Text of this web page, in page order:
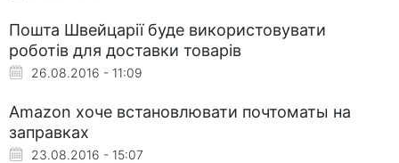
Пошта Швейцарії буде використовувати
роботів для доставки товарів
26.08.2016 - 11:09
Amazon хоче встановлювати почтоматы на
заправках
23.08.2016 - 15:07